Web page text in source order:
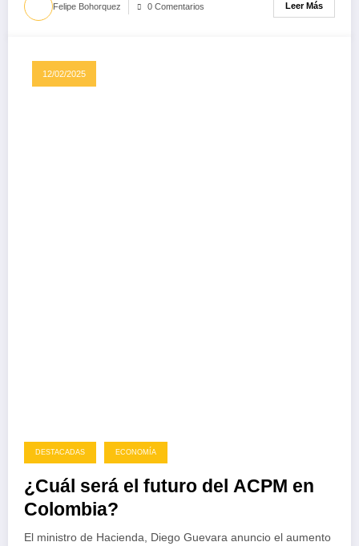
Felipe Bohorquez 0 Comentarios Leer Más
12/02/2025
DESTACADAS ECONOMÍA
¿Cuál será el futuro del ACPM en
Colombia?
El ministro de Hacienda, Diego Guevara anuncio el aumento